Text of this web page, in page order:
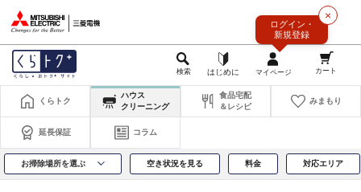
×
ログイン・
新規登録
くらトク
ハウス
クリーニング
食品宅配
＆レシピ
みまもり
延長保証 コラム
お掃除場所を選ぶ 空き状況を見る 料金 対応エリア